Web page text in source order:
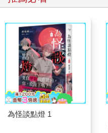
為怪談點燈 1